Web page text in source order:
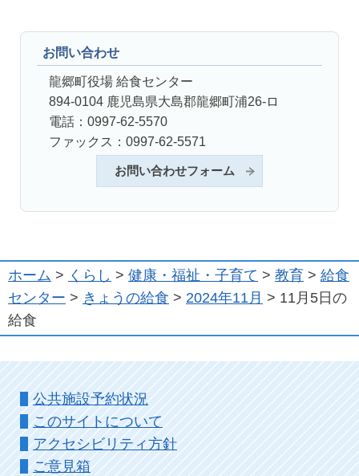
お問い合わせ
龍郷町役場 給食センター
894-0104 鹿児島県大島郡龍郷町浦26-ロ
電話：0997-62-5570
ファックス：0997-62-5571
お問い合わせフォーム
ホーム > くらし > 健康・福祉・子育て > 教育 > 給食
センター > きょうの給食 > 2024年11月 > 11月5日の
給食
公共施設予約状況
このサイトについて
アクセシビリティ方針
ご意見箱